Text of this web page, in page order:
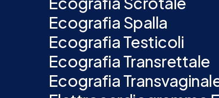
Ecografia Spalla
Ecografia Testicoli
Ecografia Transrettale
Ecografia